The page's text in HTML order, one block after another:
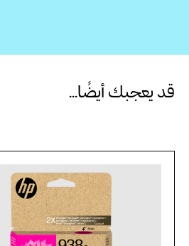
قد يعجبك أيضًا...